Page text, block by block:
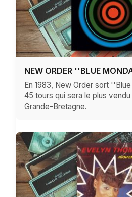
NEW ORDER ''BLUE
En 1983, New Order sort
45 tours qui sera le plus vendu
Grande-Bretagne.